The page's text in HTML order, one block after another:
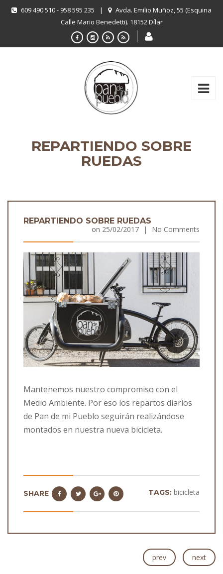
609 490 510 - 958 595 235 |
Avda. Emilio Muñoz, 55 (Esquina
Calle Mario Benedetti). 18152 Dílar
REPARTIENDO SOBRE
RUEDAS
REPARTIENDO SOBRE RUEDAS
on 25/02/2017 | No Comments
Mantenemos nuestro compromiso con el
Medio Ambiente. Por eso los repartos diarios
de Pan de mi Pueblo seguirán realizándose
montados en nuestra nueva bicicleta.
SHARE TAGS: bicicleta
prev next